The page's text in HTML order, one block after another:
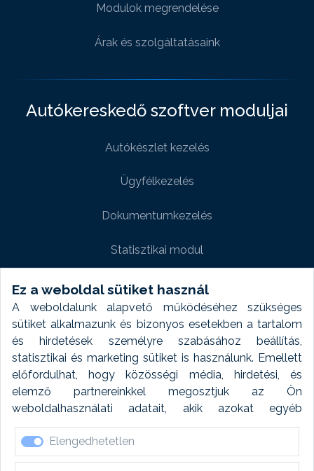
Ez a weboldal sütiket használ
A weboldalunk alapvető működéséhez szükséges
sütiket alkalmazunk és bizonyos esetekben a tartalom
és hirdetések személyre szabásához beállítás,
statisztikai és marketing sütiket is használunk. Emellett
előfordulhat, hogy közösségi média, hirdetési, és
elemző partnereinkkel megosztjuk az Ön
weboldalhasználati adatait, akik azokat egyéb
forrásokból gyűjtött adatokkal kombinálhatják. A sütik
elfogadásával kapcsolatosan naplózást végzünk és
ezen adatokat 6 hónap után automatikusan töröljük. A
Elengedhetetlen
Modulok megrendelése
Árak és szolgáltatásaink
Autókereskedő szoftver moduljai
Autókészlet kezelés
Ügyfélkezelés
Dokumentumkezelés
Statisztikai modul
Weboldal modul
Fényképtár extra modul
Autómosó modul
Feladatütemezés